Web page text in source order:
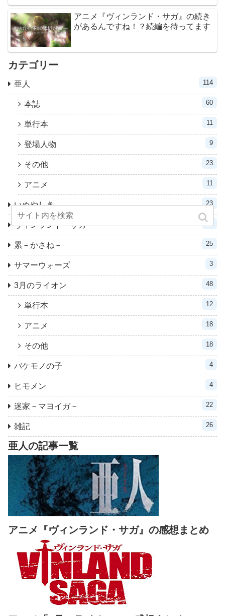
アニメ『ヴィンランド・サガ』の続き
があるんですね！？続編を待ってます
カテゴリー
亜人 114
本誌 60
単行本 11
登場人物 9
その他 23
アニメ 11
いぬやしき 23
ヴィンランド・サガ 31
累－かさね－ 25
サマーウォーズ 3
3月のライオン 48
単行本 12
アニメ 18
その他 18
バケモノの子 4
ヒモメン 4
迷家－マヨイガ－ 22
雑記 26
亜人の記事一覧
アニメ『ヴィンランド・サガ』の感想まとめ